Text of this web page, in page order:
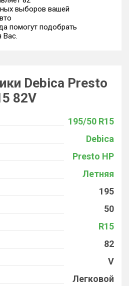
выборов вашей
помогут подобрать
Вас.
Debica Presto
82V
195/50 R15
Debica
Presto HP
Летняя
195
50
R15
82
V
Легковой